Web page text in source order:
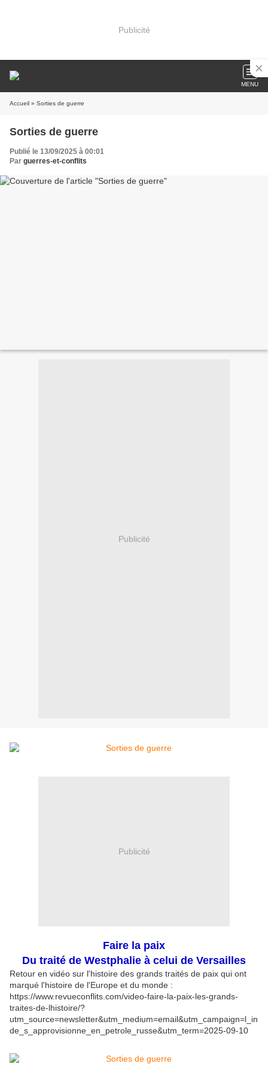
Publicité
MENU
Accueil » Sorties de guerre
Sorties de guerre
Publié le 13/09/2025 à 00:01
Par guerres-et-conflits
Publicité
Publicité
Faire la paix
Du traité de Westphalie à celui de Versailles
Retour en vidéo sur l'histoire des grands traités de paix qui ont
marqué l'histoire de l'Europe et du monde :
https://www.revueconflits.com/video-faire-la-paix-les-grands-
traites-de-lhistoire/?
utm_source=newsletter&utm_medium=email&utm_campaign=l_in
de_s_approvisionne_en_petrole_russe&utm_term=2025-09-10